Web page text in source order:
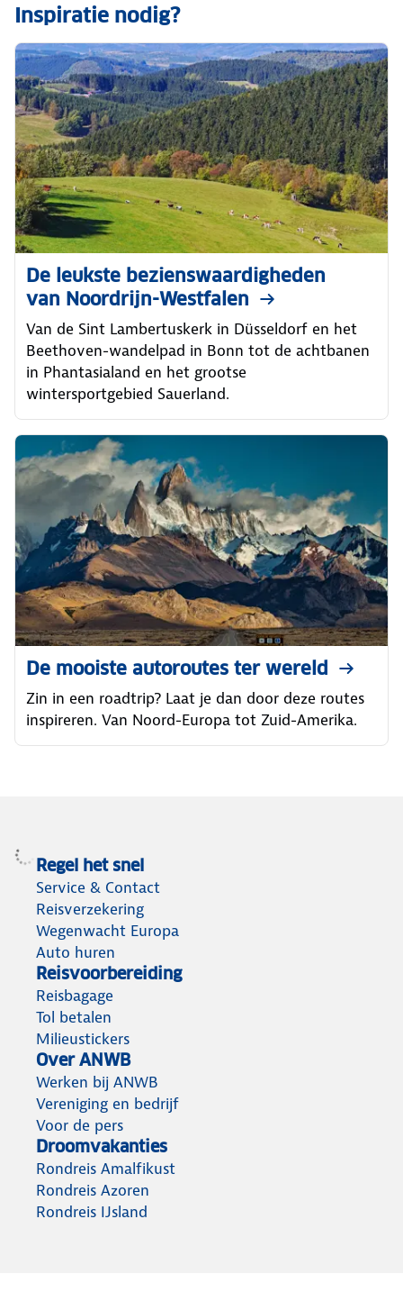
Inspiratie nodig?
De leukste bezienswaardigheden
van Noordrijn-Westfalen
Van de Sint Lambertuskerk in Düsseldorf en het
Beethoven-wandelpad in Bonn tot de achtbanen
in Phantasialand en het grootse
wintersportgebied Sauerland.
De mooiste autoroutes ter wereld
Zin in een roadtrip? Laat je dan door deze routes
inspireren. Van Noord-Europa tot Zuid-Amerika.
Regel het snel
Service & Contact
Reisverzekering
Wegenwacht Europa
Auto huren
Reisvoorbereiding
Reisbagage
Tol betalen
Milieustickers
Over ANWB
Werken bij ANWB
Vereniging en bedrijf
Voor de pers
Droomvakanties
Rondreis Amalfikust
Rondreis Azoren
Rondreis IJsland